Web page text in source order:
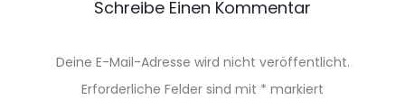
Schreibe Einen Kommentar
Deine E-Mail-Adresse wird nicht veröffentlicht.
Erforderliche Felder sind mit * markiert